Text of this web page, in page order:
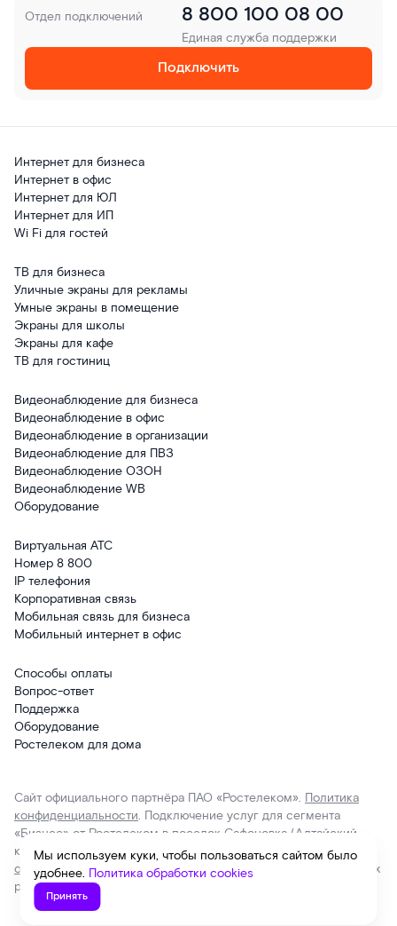
Отдел подключений 8 800 100 08 00
Единая служба поддержки
Подключить
Интернет для бизнеса
Интернет в офис
Интернет для ЮЛ
Интернет для ИП
Wi Fi для гостей
ТВ для бизнеса
Уличные экраны для рекламы
Умные экраны в помещение
Экраны для школы
Экраны для кафе
ТВ для гостиниц
Видеонаблюдение для бизнеса
Видеонаблюдение в офис
Видеонаблюдение в организации
Видеонаблюдение для ПВЗ
Видеонаблюдение ОЗОН
Видеонаблюдение WB
Оборудование
Виртуальная АТС
Номер 8 800
IP телефония
Корпоративная связь
Мобильная связь для бизнеса
Мобильный интернет в офис
Способы оплаты
Вопрос-ответ
Поддержка
Оборудование
Ростелеком для дома
Сайт официального партнёра ПАО «Ростелеком». Политика
конфиденциальности. Подключение услуг для сегмента
«Бизнес» от Ростелеком в поселок Сафоновка (Алтайский
край). 2026 г.Пользовательское соглашение. Политика
обработки cookies. Отписаться от получения информационных
рассылок от данного ресурса можно на
Мы используем куки, чтобы пользоваться сайтом было
удобнее. Политика обработки cookies
Принять